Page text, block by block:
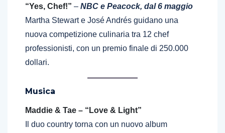
“Yes, Chef!” – NBC e Peacock, dal 6 maggio
Martha Stewart e José Andrés guidano una
nuova competizione culinaria tra 12 chef
professionisti, con un premio finale di 250.000
dollari.
Musica
Maddie & Tae – “Love & Light”
Il duo country torna con un nuovo album